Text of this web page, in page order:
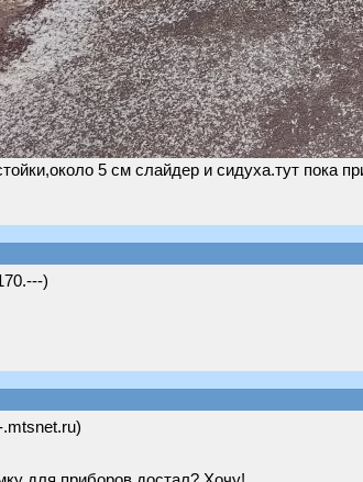
5 см слайдер и сидуха.тут пока
)